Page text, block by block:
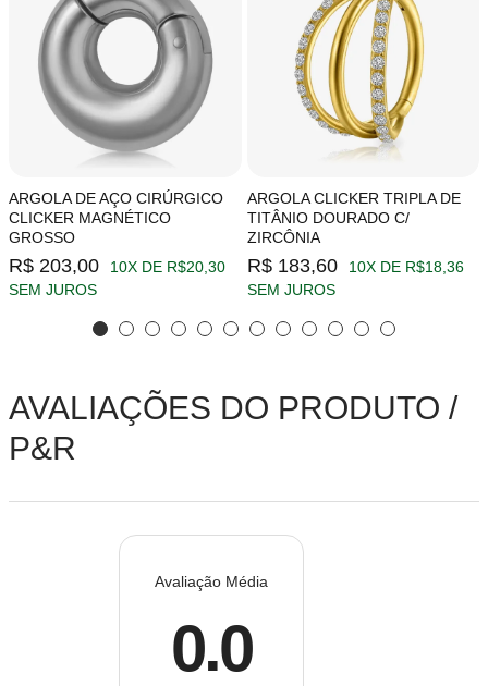
ARGOLA DE AÇO CIRÚRGICO
CLICKER MAGNÉTICO
GROSSO
R$ 203,00
10X DE R$20,30
SEM JUROS
ARGOLA CLICKER TRIPLA DE
TITÂNIO DOURADO C/
ZIRCÔNIA
R$ 183,60
10X DE R$18,36
SEM JUROS
AVALIAÇÕES DO PRODUTO /
P&R
Avaliação Média
0.0